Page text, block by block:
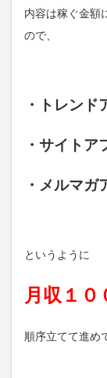
内容は稼ぐ金額
ので、
・トレンド
・サイトア
・メルマガ
というように
月収１０
順序立てて進め